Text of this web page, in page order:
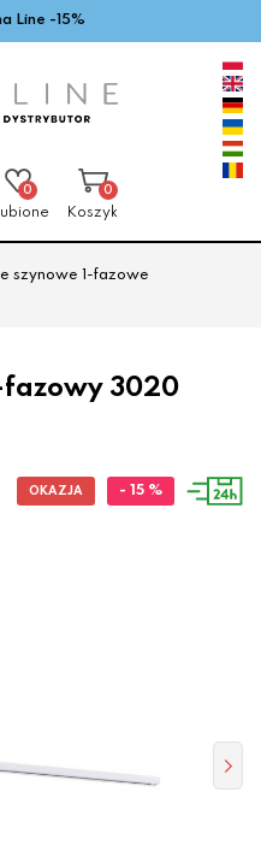
Line -15%
0 0
Koszyk
szynowe 1-fazowe
fazowy 3020
- 15 %